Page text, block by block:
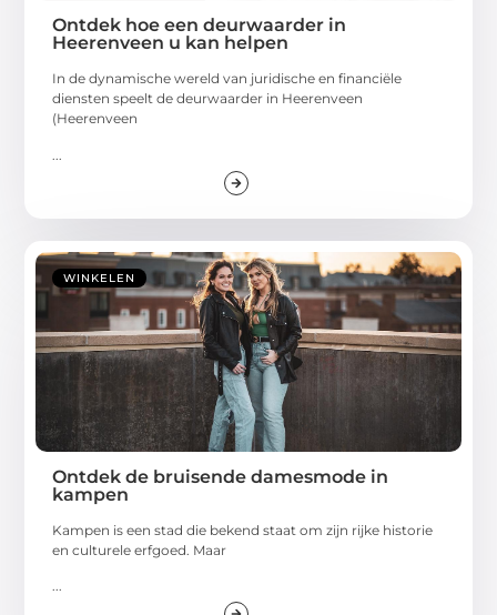
Ontdek hoe een deurwaarder in
Heerenveen u kan helpen
In de dynamische wereld van juridische en financiële
diensten speelt de deurwaarder in Heerenveen
(Heerenveen
WINKELEN
Ontdek de bruisende damesmode in
kampen
Kampen is een stad die bekend staat om zijn rijke historie
en culturele erfgoed. Maar
...